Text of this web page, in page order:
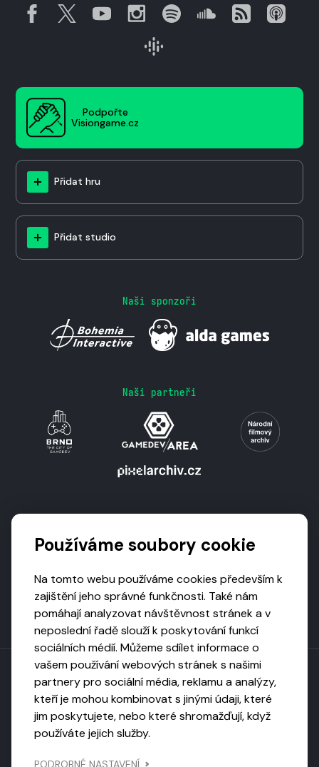
Podpořte
Visiongame.cz
Přidat hru
Přidat studio
Naši sponzoři
Naši partneři
Toto dílo podléhá licenci CC BY-NC-ND
Uveďte původ, neužívejte komerčně, nezpracovávejte.
Používáme soubory cookie
Na tomto webu používáme cookies především k
zajištění jeho správné funkčnosti. Také nám
pomáhají analyzovat návštěvnost stránek a v
neposlední řadě slouží k poskytování funkcí
sociálních médií. Můžeme sdílet informace o
vašem používání webových stránek s našimi
partnery pro sociální média, reklamu a analýzy,
kteří je mohou kombinovat s jinými údaji, které
jim poskytujete, nebo které shromažďují, když
používáte jejich služby.
PODROBNÉ NASTAVENÍ